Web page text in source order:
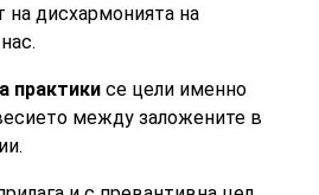
на дисхармонията на
практики се цели именно
между заложените в